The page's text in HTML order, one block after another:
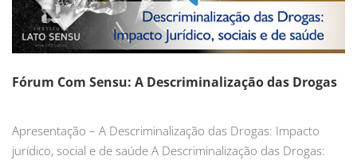
Fórum Com Sensu: A Descriminalização das Drogas
Apresentação – A Descriminalização das Drogas: Impacto
jurídico, social e de saúde A Descriminalização das Drogas: